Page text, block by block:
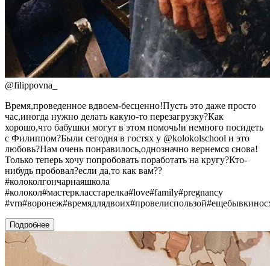
@filippovna_
Время,проведенное вдвоем-бесценно!Пусть это даже просто
час,иногда нужно делать какую-то перезагрузку?Как
хорошо,что бабушки могут в этом помочь!и немного посидеть
с Филиппом?Были сегодня в гостях у @kolokolschool и это
любовь?Нам очень понравилось,однозначно вернемся снова!
Только теперь хочу попробовать поработать на кругу?Кто-
нибудь пробовал?если да,то как вам??
#колоколгончарнаяшкола
#колокол#мастеркласстарелка#love#family#pregnancy
Подробнее